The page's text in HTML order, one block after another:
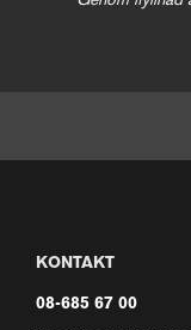
KONTAKT
08-685 67 00